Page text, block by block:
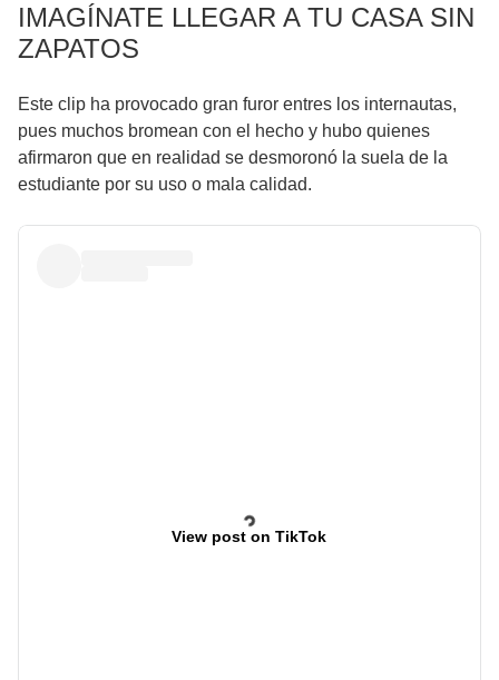
IMAGÍNATE LLEGAR A TU CASA SIN
ZAPATOS
Este clip ha provocado gran furor entres los internautas,
pues muchos bromean con el hecho y hubo quienes
afirmaron que en realidad se desmoronó la suela de la
estudiante por su uso o mala calidad.
View post on TikTok